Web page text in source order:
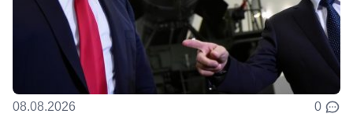
08.08.2026 0